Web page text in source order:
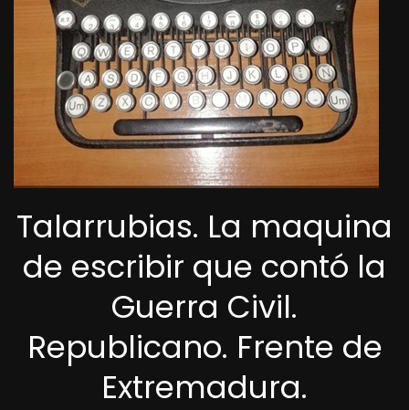
Talarrubias. La maquina
de escribir que contó la
Guerra Civil.
Republicano. Frente de
Extremadura.